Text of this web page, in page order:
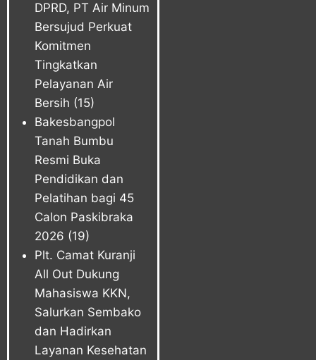
DPRD, PT Air Minum
Bersujud Perkuat
Komitmen
Tingkatkan
Pelayanan Air
Bersih (15)
Bakesbangpol
Tanah Bumbu
Resmi Buka
Pendidikan dan
Pelatihan bagi 45
Calon Paskibraka
2026 (19)
Plt. Camat Kuranji
All Out Dukung
Mahasiswa KKN,
Salurkan Sembako
dan Hadirkan
Layanan Kesehatan